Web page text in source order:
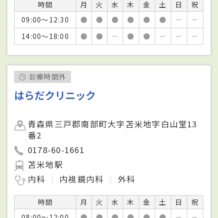
時間 月 火 水 木 金 土 日
祝
09:00～12:30
● ● ● ● ● ● －
－
14:00～18:00
● ● － ● ● － － －
診療時間外
はらだクリニック
青森県三戸郡南部町大字苫米地字白山堂13
番2
0178-60-1661
苫米地駅
内科
内視鏡内科 外科
時間 月 火 水 木 金 土 日
祝